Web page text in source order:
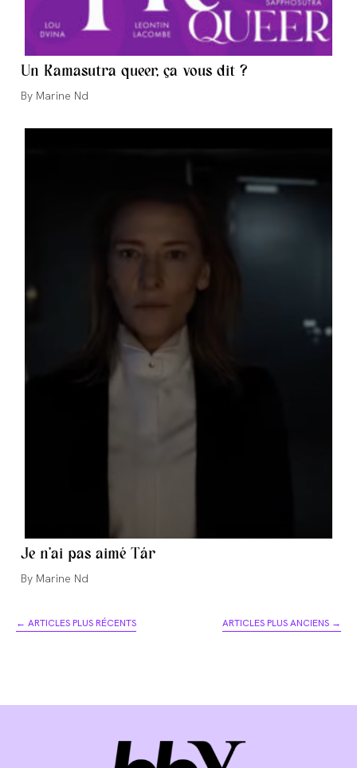
Un Kamasutra queer, ça vous dit ?
Auteur/autrice
la
Marine Nd
Je n’ai pas aimé Tár
Auteur/autrice
publication :
Marine Nd
← ARTICLES PLUS RÉCENTS ARTICLES PLUS ANCIENS →